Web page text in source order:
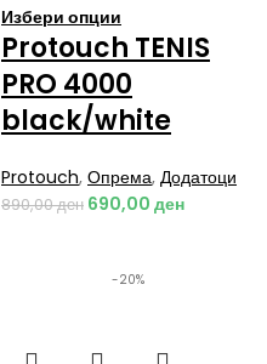
Избери опции
Protouch TENIS
PRO 4000
black/white
Protouch, Опрема, Додатоци
890,00ден 690,00 ден
-20%